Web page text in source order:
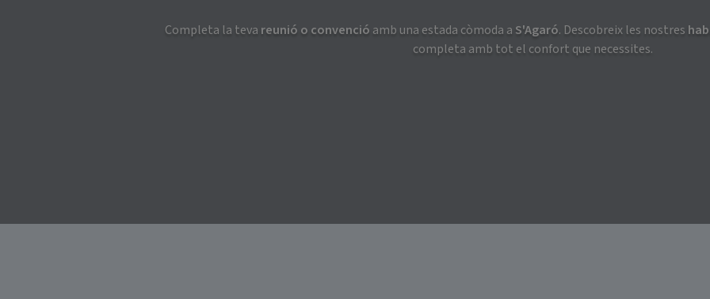
Completa la teva reunió o convenció amb una estada còmoda a S'Agaró. Descobreix les nostres
completa amb tot el confort que necessites.